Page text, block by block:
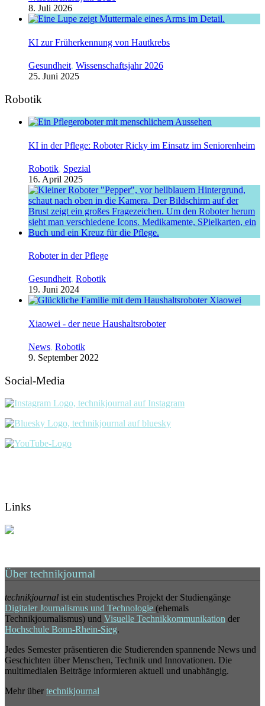
8. Juli 2026
KI zur Früherkennung von Hautkrebs
Gesundheit, Wissenschaftsjahr 2026
25. Juni 2025
Robotik
KI in der Pflege: Roboter Ricky im Einsatz im Seniorenheim
Robotik, Spezial
16. April 2025
Roboter in der Pflege
Gesundheit, Robotik
19. Juni 2024
Xiaowei - der neue Haushaltsroboter
News, Robotik
9. September 2022
Social-Media
Links
Über technikjournal
technikjournal ist ein studentisches Projekt der Studiengänge
Digitaler Journalismus und Technologie (ehemals
Technikjournalismus) und Visuelle Technikkommunikation der
Hochschule Bonn-Rhein-Sieg.
Jedes Semester präsentieren die Studierenden spannende News und
Geschichten über Menschen, Technik und Innovationen. Die
multimedialen Beiträge informieren aktuell und unabhängig.
Mehr über technikjournal